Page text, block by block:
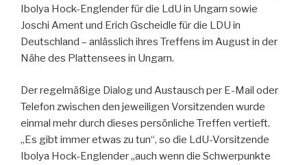
Ibolya Hock-Englender für die LdU in Ungarn sowie
Joschi Ament und Erich Gscheidle für die LDU in
Deutschland – anlässlich ihres Treffens im August in der
Nähe des Plattensees in Ungarn.
Der regelmäßige Dialog und Austausch per E-Mail oder
Telefon zwischen den jeweiligen Vorsitzenden wurde
einmal mehr durch dieses persönliche Treffen vertieft.
„Es gibt immer etwas zu tun“, so die LdU-Vorsitzende
Ibolya Hock-Englender „auch wenn die Schwerpunkte